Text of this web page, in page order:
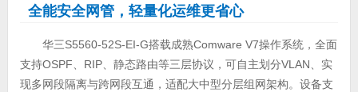
全能安全网管，轻量化运维更省心
华三S5560-52S-EI-G搭载成熟Comware V7操作系统，全面
支持OSPF、RIP、静态路由等三层协议，可自主划分VLAN、实
现多网段隔离与跨网段互通，适配大中型分层组网架构。设备支